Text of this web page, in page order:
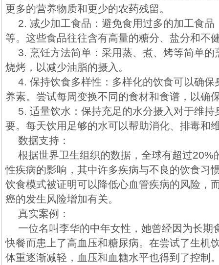
更多的营养物质和更少的农药残留。
2. 减少加工食品：避免食用过多的加工食品
等。这些食品往往含有高量的糖分、盐分和不
3. 烹饪方法简单：采用蒸、煮、烤等简单的
烧烤，以减少油脂的摄入。
4. 保持饮食多样性：多样化的饮食可以确保
养素。尝试每周变换不同的食材和食谱，以确
5. 适量饮水：保持充足的水分摄入对于维持
要。每天饮用足够的水可以帮助消化、排毒和
数据支持：
根据世界卫生组织的数据，全球有超过20%
性疾病的影响，其中许多疾病与不良的饮食习
饮食模式被证明可以降低心血管疾病的风险，
癌的发生风险增加有关。
真实案例：
一位名叫李华的中年女性，她曾经因为长期
快餐而患上了高血压和糖尿病。在尝试了生机
体重逐渐减轻，血压和血糖水平也得到了控制